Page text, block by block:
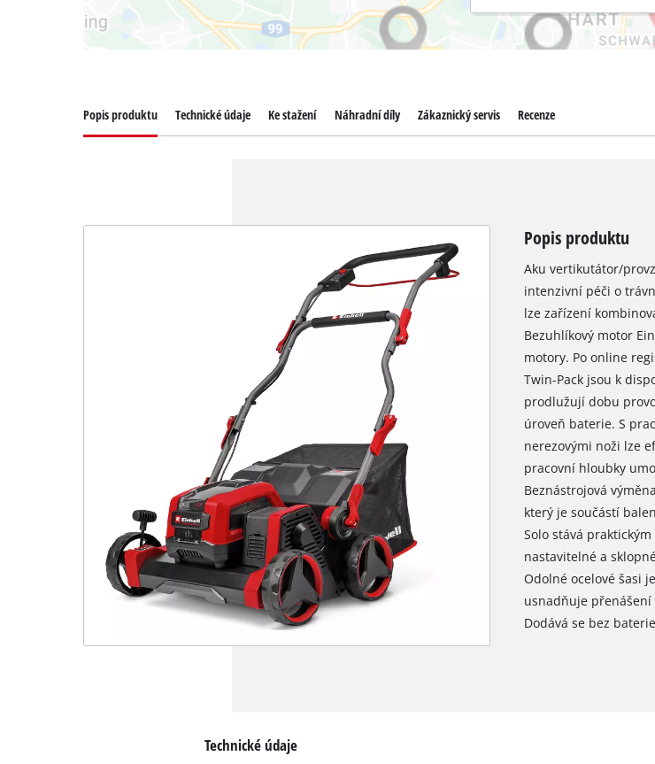
Popis produktu Technické údaje Ke stažení Náhradní díly Zákaznický servis Recenze
Popis produktu
Aku vertikutátor/
intenzivní péči o
lze zařízení
Bezuhlíkový motor
motory. Po online
Twin-Pack jsou k
prodlužují dobu
úroveň baterie. S
nerezovými noži lze
pracovní hloubky
Beznástrojová
který je součástí
Solo stává
nastavitelné a
Odolné ocelové šasi
usnadňuje
Dodává se bez
Technické údaje